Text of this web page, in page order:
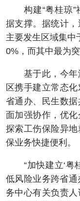
人才在线 天涯企服
构建“粤桂琼”
据支撑。据统计
主要发生区域集中
0%，而其中最为
基于此，今年
区携手建立常态
省通办、民生数
面加强协作，优化
探索工伤保险异
保业务快捷便利。
“加快建立‘粤桂
低风险业务跨省
务中心有关负责